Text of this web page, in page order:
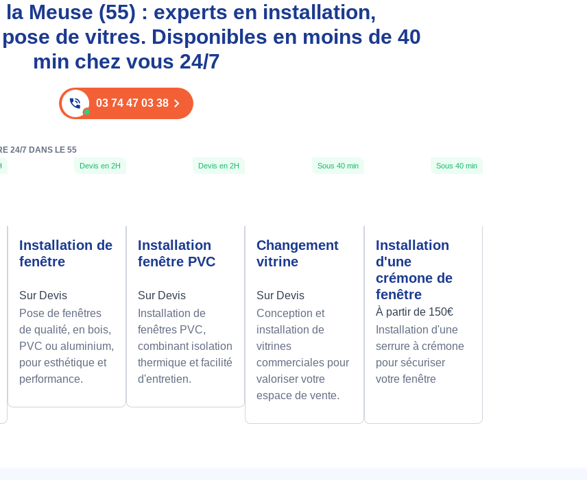
Meuse (55) : experts en installation,
de vitres. Disponibles en moins de 40
min chez vous 24/7
03 74 47 03 38
24/7 DANS LE 55
Devis en 2H
Installation de
fenêtre
Sur Devis
Pose de fenêtres
de qualité, en bois,
PVC ou aluminium,
pour esthétique et
performance.
Devis en 2H
Installation
fenêtre PVC
Sur Devis
Installation de
fenêtres PVC,
combinant isolation
thermique et facilité
d'entretien.
Sous 40 min
Changement
vitrine
Sur Devis
Conception et
installation de
vitrines
commerciales pour
valoriser votre
espace de vente.
Sous 40 min
Installation
d'une
crémone de
fenêtre
À partir de 150€
Installation d'une
serrure à crémone
pour sécuriser
votre fenêtre